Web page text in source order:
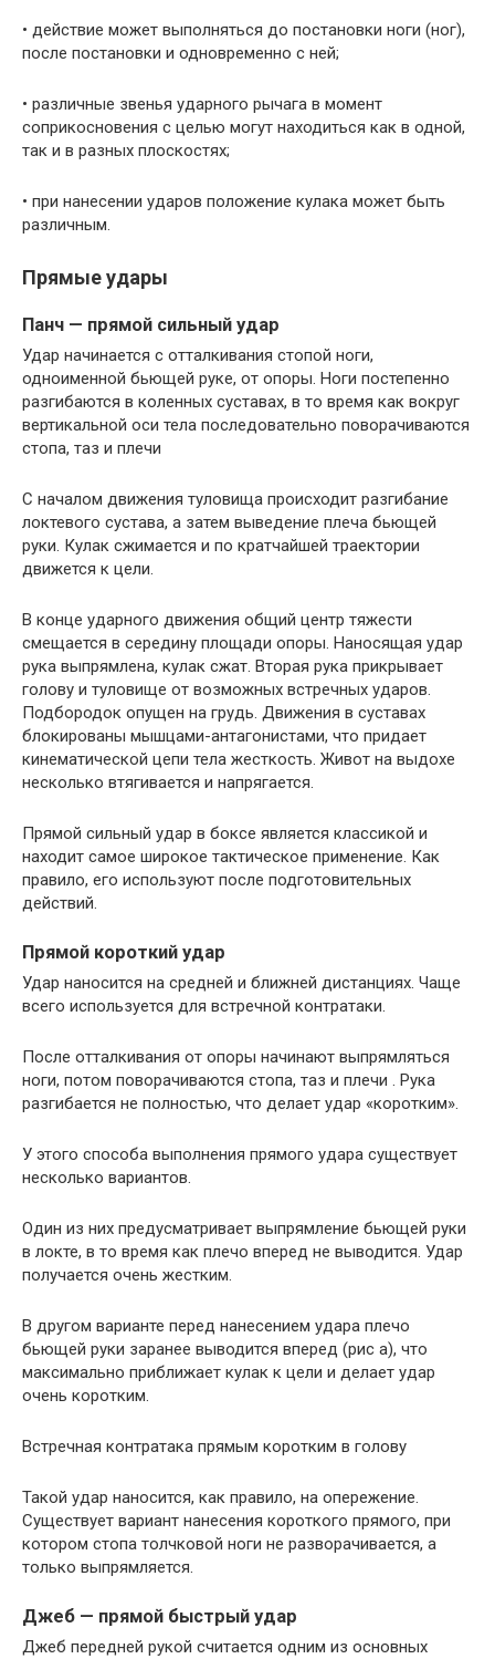
• действие может выполняться до постановки ноги (ног),
после постановки и одновременно с ней;
• различные звенья ударного рычага в момент
соприкосновения с целью могут находиться как в одной,
так и в разных плоскостях;
• при нанесении ударов положение кулака может быть
различным.
Прямые удары
Панч — прямой сильный удар
Удар начинается с отталкивания стопой ноги,
одноименной бьющей руке, от опоры. Ноги постепенно
разгибаются в коленных суставах, в то время как вокруг
вертикальной оси тела последовательно поворачиваются
стопа, таз и плечи
С началом движения туловища происходит разгибание
локтевого сустава, а затем выведение плеча бьющей
руки. Кулак сжимается и по кратчайшей траектории
движется к цели.
В конце ударного движения общий центр тяжести
смещается в середину площади опоры. Наносящая удар
рука выпрямлена, кулак сжат. Вторая рука прикрывает
голову и туловище от возможных встречных ударов.
Подбородок опущен на грудь. Движения в суставах
блокированы мышцами-антагонистами, что придает
кинематической цепи тела жесткость. Живот на выдохе
несколько втягивается и напрягается.
Прямой сильный удар в боксе является классикой и
находит самое широкое тактическое применение. Как
правило, его используют после подготовительных
действий.
Прямой короткий удар
Удар наносится на средней и ближней дистанциях. Чаще
всего используется для встречной контратаки.
После отталкивания от опоры начинают выпрямляться
ноги, потом поворачиваются стопа, таз и плечи . Рука
разгибается не полностью, что делает удар «коротким».
У этого способа выполнения прямого удара существует
несколько вариантов.
Один из них предусматривает выпрямление бьющей руки
в локте, в то время как плечо вперед не выводится. Удар
получается очень жестким.
В другом варианте перед нанесением удара плечо
бьющей руки заранее выводится вперед (рис а), что
максимально приближает кулак к цели и делает удар
очень коротким.
Встречная контратака прямым коротким в голову
Такой удар наносится, как правило, на опережение.
Существует вариант нанесения короткого прямого, при
котором стопа толчковой ноги не разворачивается, а
только выпрямляется.
Джеб — прямой быстрый удар
Джеб передней рукой считается одним из основных